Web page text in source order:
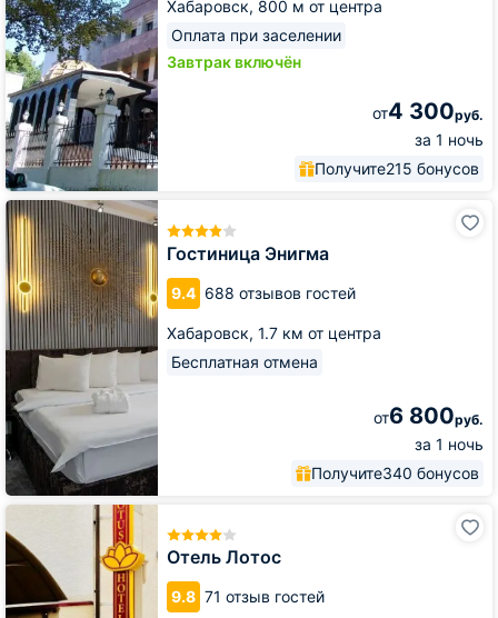
Хабаровск, 800 м от центра
Оплата при заселении
Завтрак включён
от4 300руб.
за 1 ночь
Получите215 бонусов
Гостиница Энигма
9.4 688 отзывов гостей
Хабаровск, 1.7 км от центра
Бесплатная отмена
от6 800руб.
за 1 ночь
Получите340 бонусов
Гостиница
Энигма
Отель Лотос
9.8 71 отзыв гостей
Отель
Лотос